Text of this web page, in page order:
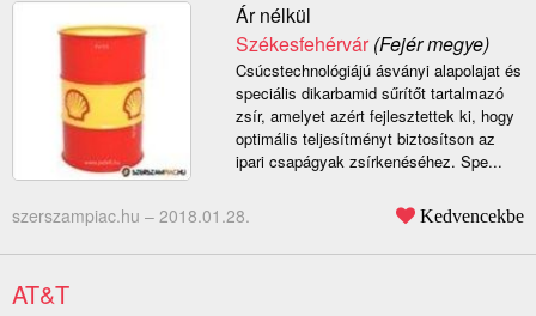
Ár nélkül
Székesfehérvár(Fejér megye)
Csúcstechnológiájú ásványi alapolajat és
speciális dikarbamid sűrítőt tartalmazó
zsír, amelyet azért fejlesztettek ki, hogy
optimális teljesítményt biztosítson az
ipari csapágyak zsírkenéséhez. Spe...
szerszampiac.hu – 2018.01.28. Kedvencekbe
AT&T